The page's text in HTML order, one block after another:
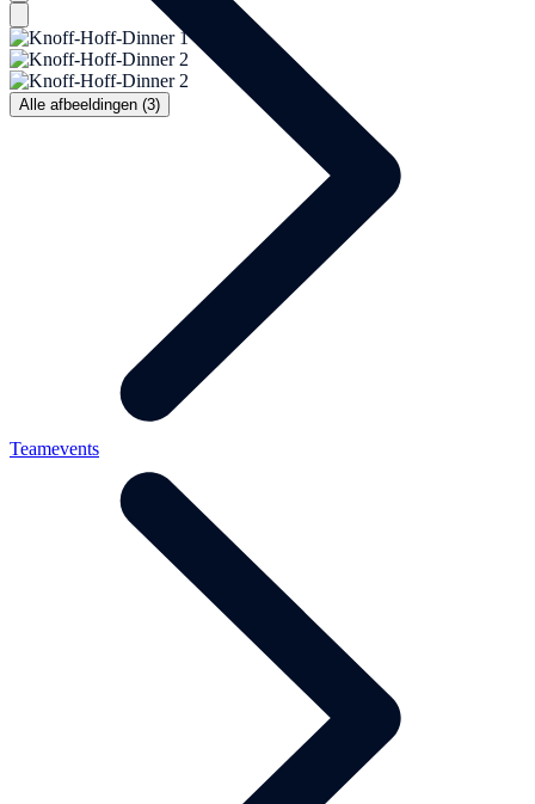
Alle afbeeldingen (3)
Teamevents